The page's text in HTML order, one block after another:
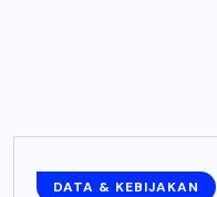
DATA & KEBIJAKAN